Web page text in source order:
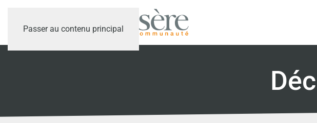
Passer au contenu principal